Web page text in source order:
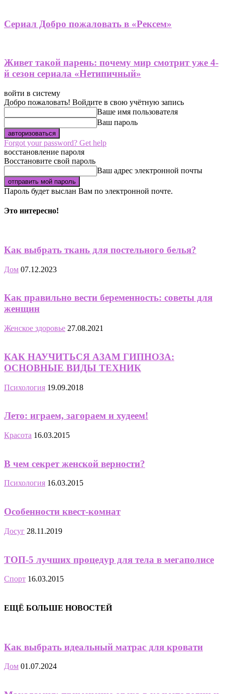
Сериал Добро пожаловать в «Рексем»
Живет такой парень: почему мир смотрит уже 4-
й сезон сериала «Нетипичный»
войти в систему
Добро пожаловать! Войдите в свою учётную запись
Ваше имя пользователя
Ваш пароль
Forgot your password? Get help
восстановление пароля
Восстановите свой пароль
Ваш адрес электронной почты
Пароль будет выслан Вам по электронной почте.
Это интересно!
Как выбрать ткань для постельного белья?
Дом 07.12.2023
Как правильно вести беременность: советы для
женщин
Женское здоровье 27.08.2021
КАК НАУЧИТЬСЯ АЗАМ ГИПНОЗА:
ОСНОВНЫЕ ВИДЫ ТЕХНИК
Психология 19.09.2018
Лето: играем, загораем и худеем!
Красота 16.03.2015
В чем секрет женской верности?
Психология 16.03.2015
Особенности квест-комнат
Досуг 28.11.2019
ТОП-5 лучших процедур для тела в мегаполисе
Спорт 16.03.2015
ЕЩЁ БОЛЬШЕ НОВОСТЕЙ
Как выбрать идеальный матрас для кровати
Дом 01.07.2024